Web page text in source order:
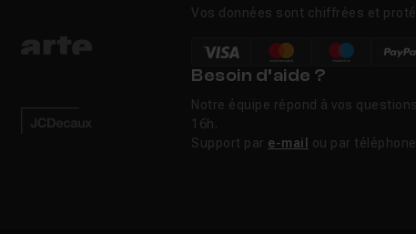
Vos données sont chiffrées et
Besoin d’aide ?
Notre équipe répond à vos
16h.
Support par e-mail ou par